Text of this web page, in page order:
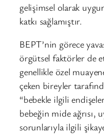
gelişimsel olarak
katkı sağlamıştır.
BEPT’nin görece
örgütsel faktörler de
genellikle özel
çeken bireyler
“bebekle ilgili
bebeğin mide ağrısı,
sorunlarıyla ilgili